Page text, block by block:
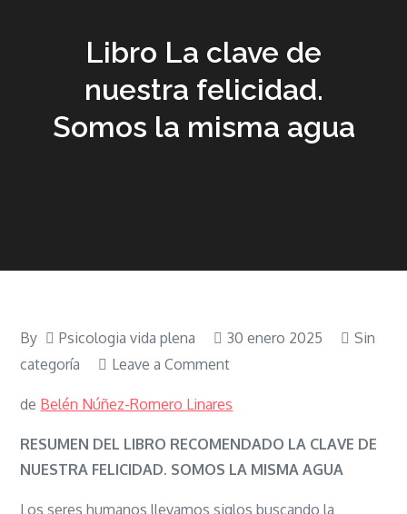
Libro La clave de
nuestra felicidad.
Somos la misma agua
By Psicologia vida plena 30 enero 2025
Sin
categoría
Leave a Commenton
La
clave
de
de Belén Núñez-Romero Linares
RESUMEN DEL LIBRO RECOMENDADO LA CLAVE DE
NUESTRA FELICIDAD. SOMOS LA MISMA AGUA
Los seres humanos llevamos siglos buscando la